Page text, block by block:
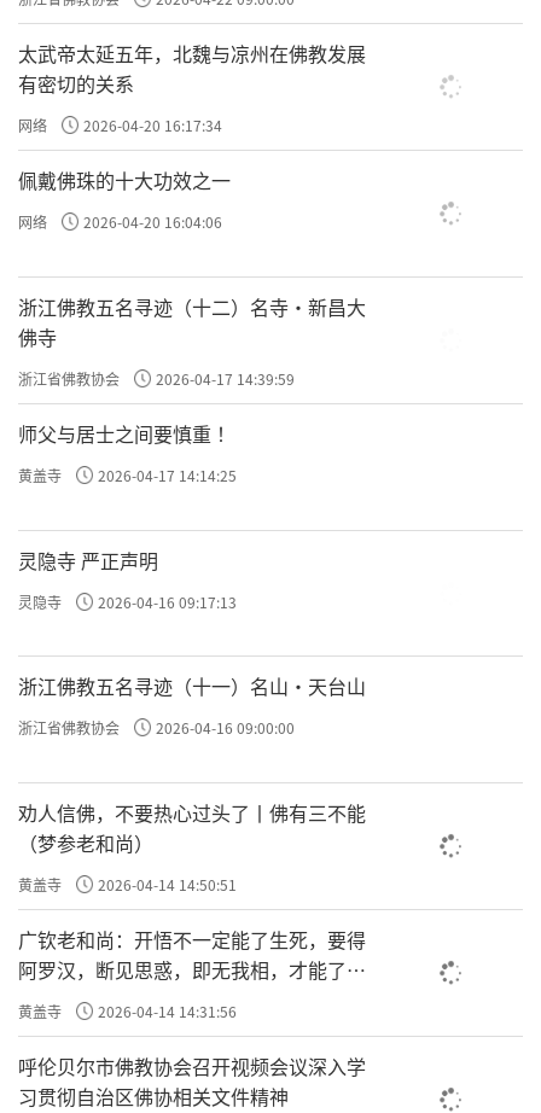
太武帝太延五年，北魏与凉州在佛教发展
有密切的关系
网络 2026-04-20 16:17:34
佩戴佛珠的十大功效之一
网络 2026-04-20 16:04:06
浙江佛教五名寻迹（十二）名寺·新昌大
佛寺
浙江省佛教协会 2026-04-17 14:39:59
师父与居士之间要慎重 ！
黄盖寺 2026-04-17 14:14:25
灵隐寺 严正声明
灵隐寺 2026-04-16 09:17:13
浙江佛教五名寻迹（十一）名山·天台山
浙江省佛教协会 2026-04-16 09:00:00
劝人信佛，不要热心过头了丨佛有三不能
（梦参老和尚）
黄盖寺 2026-04-14 14:50:51
广钦老和尚：开悟不一定能了生死，要得
阿罗汉，断见思惑，即无我相，才能了生
死
黄盖寺 2026-04-14 14:31:56
呼伦贝尔市佛教协会召开视频会议深入学
习贯彻自治区佛协相关文件精神